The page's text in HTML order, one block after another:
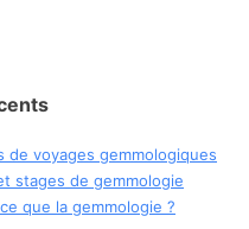
de voyages gemmologiques
stages de gemmologie
que la gemmologie ?